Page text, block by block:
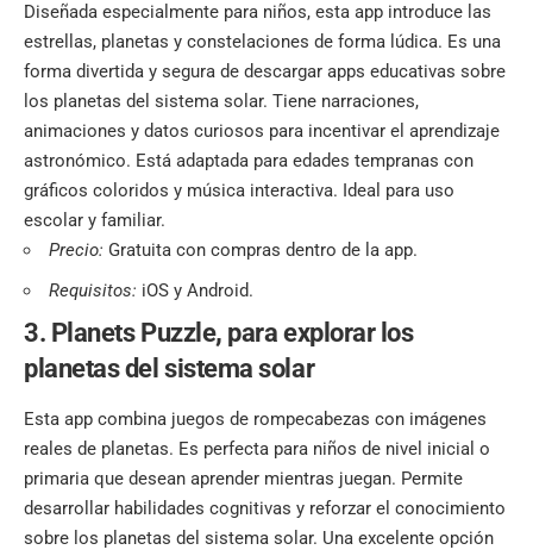
Diseñada especialmente para niños, esta app introduce las
estrellas, planetas y constelaciones de forma lúdica. Es una
forma divertida y segura de descargar apps educativas sobre
los planetas del sistema solar. Tiene narraciones,
animaciones y datos curiosos para incentivar el aprendizaje
astronómico. Está adaptada para edades tempranas con
gráficos coloridos y música interactiva. Ideal para uso
escolar y familiar.
Precio: Gratuita con compras dentro de la app.
Requisitos: iOS y Android.
3. Planets Puzzle, para explorar los
planetas del sistema solar
Esta app combina juegos de rompecabezas con imágenes
reales de planetas. Es perfecta para niños de nivel inicial o
primaria que desean aprender mientras juegan. Permite
desarrollar habilidades cognitivas y reforzar el conocimiento
sobre los planetas del sistema solar. Una excelente opción